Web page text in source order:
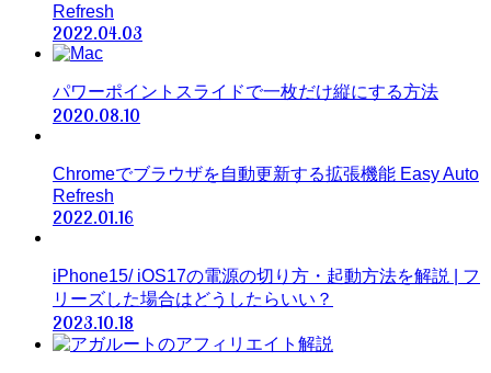
Refresh
2022.04.03
パワーポイントスライドで一枚だけ縦にする方法
2020.08.10
Chromeでブラウザを自動更新する拡張機能 Easy Auto
Refresh
2022.01.16
iPhone15/ iOS17の電源の切り方・起動方法を解説 | フ
リーズした場合はどうしたらいい？
2023.10.18